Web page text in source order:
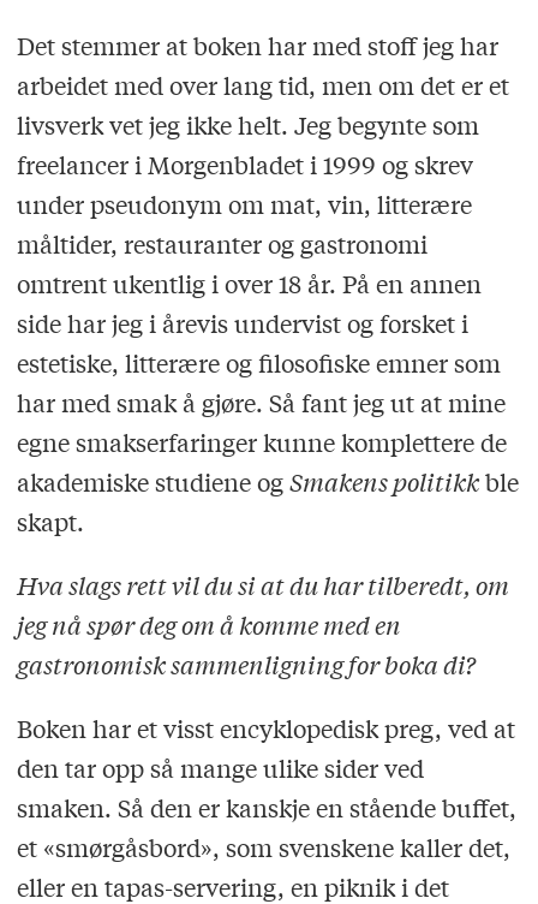
Det stemmer at boken har med stoff jeg har
arbeidet med over lang tid, men om det er et
livsverk vet jeg ikke helt. Jeg begynte som
freelancer i Morgenbladet i 1999 og skrev
under pseudonym om mat, vin, litterære
måltider, restauranter og gastronomi
omtrent ukentlig i over 18 år. På en annen
side har jeg i årevis undervist og forsket i
estetiske, litterære og filosofiske emner som
har med smak å gjøre. Så fant jeg ut at mine
egne smakserfaringer kunne komplettere de
akademiske studiene ogSmakens politikkble
skapt.
Hva slags rett vil du si at du har tilberedt, om
jeg nå spør deg om å komme med en
gastronomisk sammenligning for boka di?
Boken har et visst encyklopedisk preg, ved at
den tar opp så mange ulike sider ved
smaken. Så den er kanskje en stående buffet,
et «smørgåsbord», som svenskene kaller det,
eller en tapas-servering, en piknik i det